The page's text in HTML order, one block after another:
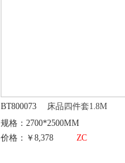
BT800073
床品四件套1.8M
规格：2700*2500MM
价格：￥8,378
ZC